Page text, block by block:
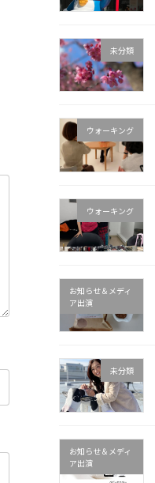
未分類
ウォーキング
ウォーキング
お知らせ＆メディ
ア出演
未分類
お知らせ＆メディ
ア出演